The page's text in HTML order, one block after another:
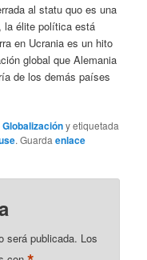
al statu quo es una
la élite política está
en Ucrania es un hito
global que Alemania
de los demás países
Globalizacióny etiquetada
. Guardaenlace
será publicada. Los